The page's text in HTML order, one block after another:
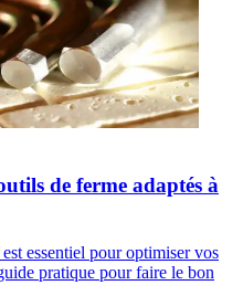
de ferme adaptés à
essentiel pour optimiser vos
pratique pour faire le bon